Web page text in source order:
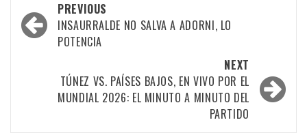
PREVIOUS
INSAURRALDE NO SALVA A ADORNI, LO
POTENCIA
NEXT
TÚNEZ VS. PAÍSES BAJOS, EN VIVO POR EL
MUNDIAL 2026: EL MINUTO A MINUTO DEL
PARTIDO